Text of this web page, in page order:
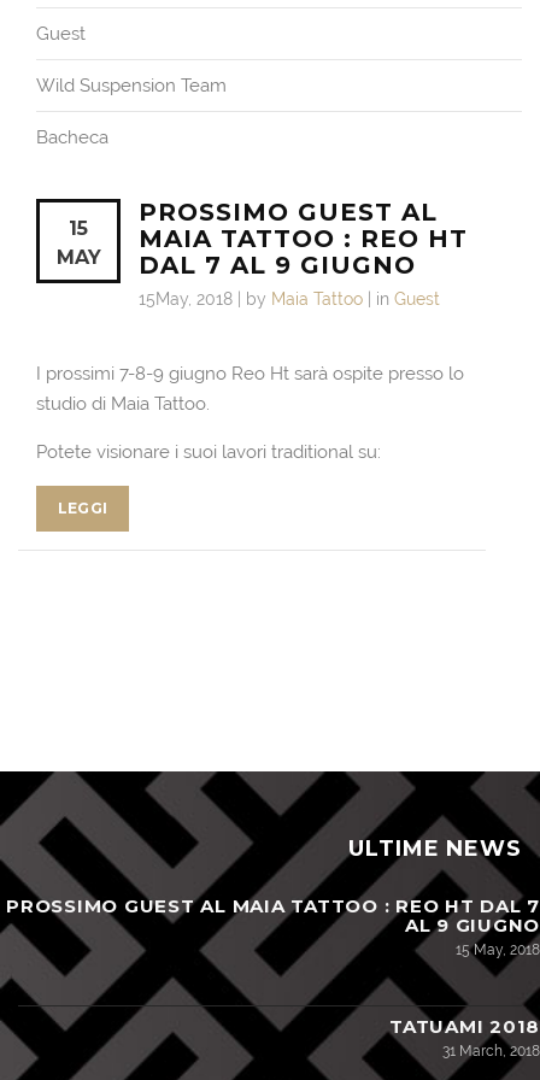
Guest
Wild Suspension Team
Bacheca
15
MAY
PROSSIMO GUEST AL
MAIA TATTOO : REO HT
DAL 7 AL 9 GIUGNO
15May, 2018 | by Maia Tattoo | in Guest
I prossimi 7-8-9 giugno Reo Ht sarà ospite presso lo
studio di Maia Tattoo.
Potete visionare i suoi lavori traditional su:
LEGGI
ULTIME NEWS
PROSSIMO GUEST AL MAIA TATTOO : REO HT DAL 7
AL 9 GIUGNO
15 May, 2018
TATUAMI 2018
31 March, 2018